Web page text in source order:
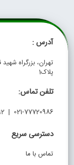
آدرس :
تهران، بزرگراه
پلاک1
تلفن تماس:
021-77720986 | 021-22454492
دسترسی سریع
تماس با ما